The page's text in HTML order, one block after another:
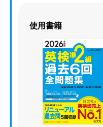
使用書籍